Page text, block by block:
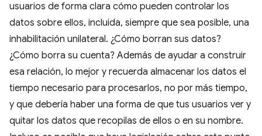
usuarios de forma clara cómo pueden controlar los
datos sobre ellos, incluida, siempre que sea posible, una
inhabilitación unilateral. ¿Cómo borran sus datos?
¿Cómo borra su cuenta? Además de ayudar a construir
esa relación, lo mejor y recuerda almacenar los datos el
tiempo necesario para procesarlos, no por más tiempo,
y que debería haber una forma de que tus usuarios ver y
quitar los datos que recopilas de ellos o en su nombre.